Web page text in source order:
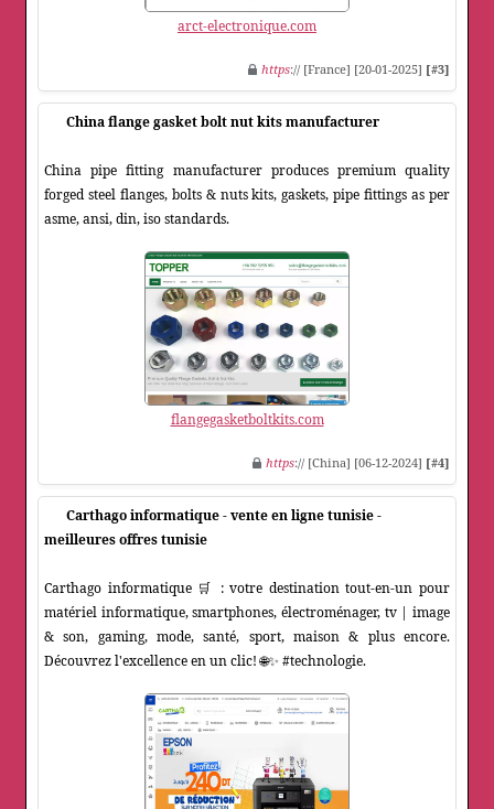
arct-electronique.com
https:// [France] [20-01-2025] [#3]
China flange gasket bolt nut kits manufacturer
China pipe fitting manufacturer produces premium quality
forged steel flanges, bolts & nuts kits, gaskets, pipe fittings as per
asme, ansi, din, iso standards.
flangegasketboltkits.com
https:// [China] [06-12-2024] [#4]
Carthago informatique - vente en ligne tunisie -
meilleures offres tunisie
Carthago informatique 🛒 : votre destination tout-en-un pour
matériel informatique, smartphones, électroménager, tv | image
& son, gaming, mode, santé, sport, maison & plus encore.
Découvrez l'excellence en un clic! 🌐✨ #technologie.